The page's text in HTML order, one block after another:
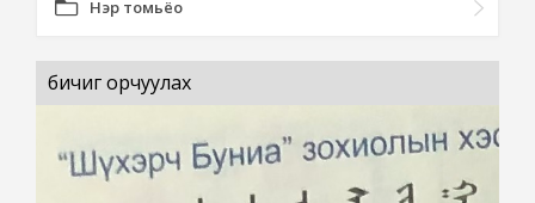
Нэр томьёо
бичиг орчуулах